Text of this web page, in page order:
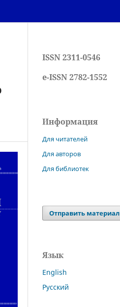
ISSN 2311-0546
e-ISSN 2782-1552
Информация
Для читателей
Для авторов
Для библиотек
Отправить материал
Язык
English
Русский